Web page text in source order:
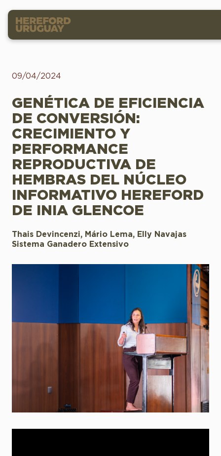
09/04/2024
GENÉTICA DE EFICIENCIA
DE CONVERSIÓN:
CRECIMIENTO Y
PERFORMANCE
REPRODUCTIVA DE
HEMBRAS DEL NÚCLEO
INFORMATIVO HEREFORD
DE INIA GLENCOE
Thais Devincenzi, Mário Lema, Elly Navajas
Sistema Ganadero Extensivo